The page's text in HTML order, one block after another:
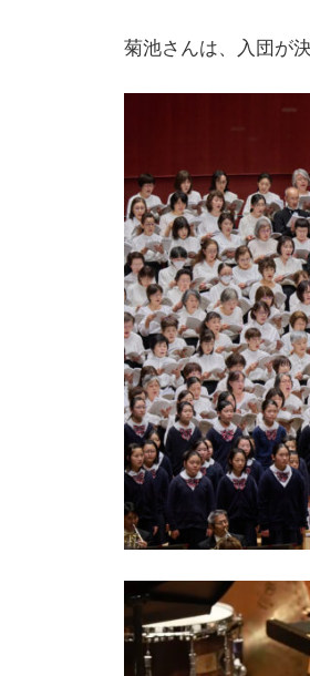
菊池さんは、入団が